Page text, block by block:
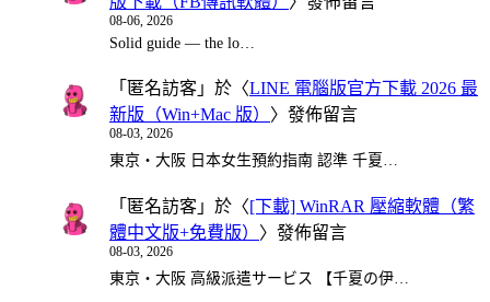
08-06, 2026
Solid guide — the lo…
「 匿名訪客 」於〈LINE 電腦版官方下載 2026 最
新版（Win+Mac 版） 〉發佈留言
08-03, 2026
東京・大阪 日本女生預約指南 認準 千夏…
「 匿名訪客 」於〈[下載] WinRAR 壓縮軟體（繁
體中文版+免費版） 〉發佈留言
08-03, 2026
東京・大阪 高級派遣サービス 【千夏の伊…